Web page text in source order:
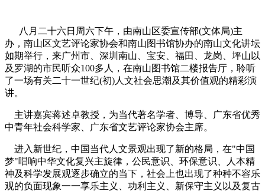
八月二十六日周六下午，由南山区委宣传部(文体局)主
办，南山区文艺评论家协会和南山图书馆协办的南山文化讲坛
如期举行，来广州市、深圳南山、宝安、福田、龙岗、坪山以
及罗湖的市民听众100多人，在南山图书馆二楼报告厅，聆听
了一场有关二十一世纪(初)人文社会思潮及其价值观的精彩演
讲。
主讲嘉宾蒋述卓教授，为当代著名学者、博导、广东省优秀
中青年社会科学家、广东省文艺评论家协会主席。
进入新世纪，中国当代人文景观出现了新的格局，在"中国
梦"唱响中华文化复兴主旋律，公民意识、环保意识、人本精
神及科学发展观逐步确立的当下，社会上也出现了种种不容乐
观的负面现象一一享乐主义、功利主义、新保守主义以及复古